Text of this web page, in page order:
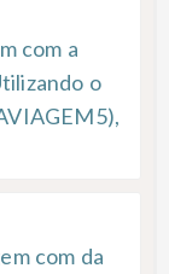
com a
o
com da